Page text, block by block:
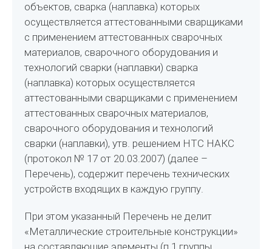
объектов, сварка (наплавка) которых
осуществляется аттестованными сварщиками
с применением аттестованных сварочных
материалов, сварочного оборудования и
технологий сварки (наплавки) сварка
(наплавка) которых осуществляется
аттестованными сварщиками с применением
аттестованных сварочных материалов,
сварочного оборудования и технологий
сварки (наплавки), утв. решением НТС НАКС
(протокол № 17 от 20.03.2007) (далее –
Перечень), содержит перечень технических
устройств входящих в каждую группу.
При этом указанный Перечень не делит
«Металлические строительные конструкции»
на составляющие элементы (п.1 группы